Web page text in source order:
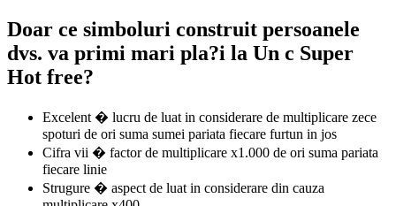
Doar ce simboluri construit persoanele
dvs. va primi mari pla?i la Un c Super
Hot free?
Excelent � lucru de luat in considerare de multiplicare zece
spoturi de ori suma sumei pariata fiecare furtun in jos
Cifra vii � factor de multiplicare x1.000 de ori suma pariata
fiecare linie
Strugure � aspect de luat in considerare din cauza